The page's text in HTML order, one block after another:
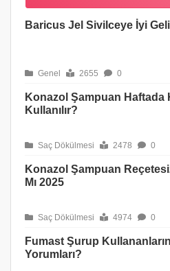
Baricus Jel Sivilceye İyi
Genel 2655 0
Konazol Şampuan Haftada
Kullanılır?
Saç Dökülmesi 2478 0
Konazol Şampuan
Mı 2025
Saç Dökülmesi 4974 0
Fumast Şurup Kullananların
Yorumları?